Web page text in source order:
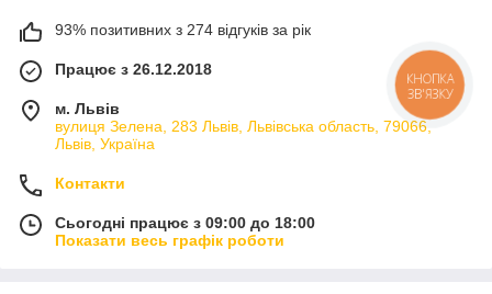
93% позитивних з 274 відгуків за рік
Працює з 26.12.2018
м. Львів
вулиця Зелена, 283 Львів, Львівська область, 79066,
Львів, Україна
Контакти
Сьогодні працює з 09:00 до 18:00
Показати весь графік роботи
КНОПКА
ЗВ'ЯЗКУ